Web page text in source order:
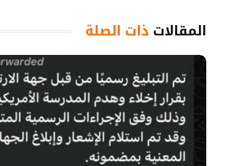
المقالات ذات الصلة